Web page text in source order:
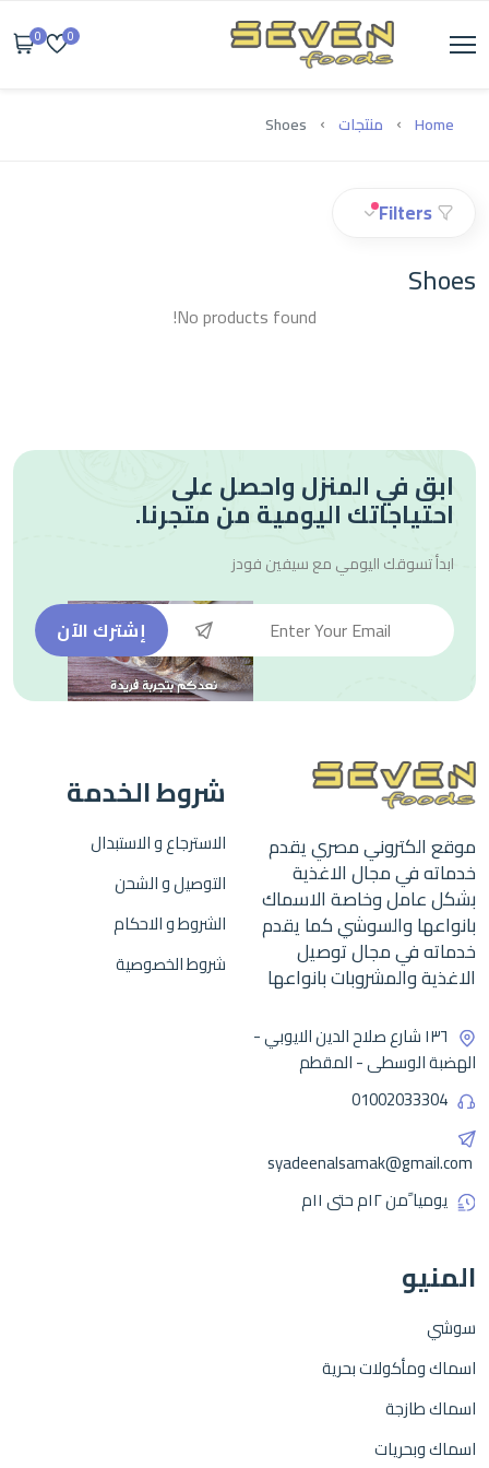
0
0
Home منتجات Shoes
Filters
Shoes
No products found!
ابق في المنزل واحصل على
احتياجاتك اليومية من متجرنا.
ابدأ تسوقك اليومي معسيفين فودز
إشترك الآن
موقع الكتروني مصري يقدم
خدماته في مجال الاغذية
بشكل عامل وخاصة الاسماك
بانواعها والسوشي كما يقدم
خدماته في مجال توصيل
الاغذية والمشروبات بانواعها
١٣٦ شارع صلاح الدين الايوبي -
الهضبة الوسطى - المقطم
01002033304
syadeenalsamak@gmail.com
يوميا ًمن ١٢م حتى ١١م
شروط الخدمة
الاسترجاع و الاستبدال
التوصيل و الشحن
الشروط و الاحكام
شروط الخصوصية
المنيو
سوشي
اسماك ومأكولات بحرية
اسماك طازجة
اسماك وبحريات